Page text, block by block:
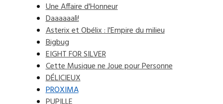
Une Affaire d'Honneur
Daaaaaalì!
Asterix et Obélix : l'Empire du milieu
Bigbug
EIGHT FOR SILVER
Cette Musique ne Joue pour Personne
DÉLICIEUX
PROXIMA